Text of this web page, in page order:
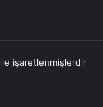
ile işaretlenmişlerdir